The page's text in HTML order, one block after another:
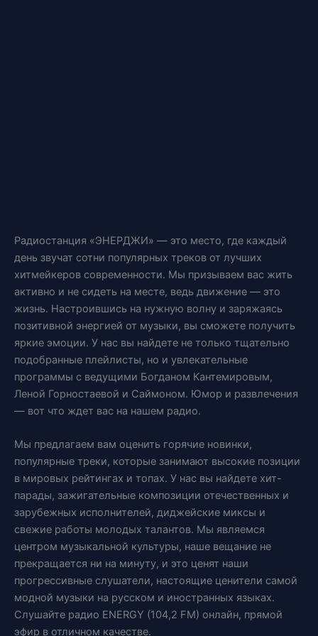
Радиостанция «ЭНЕРДЖИ» — это место, где каждый
день звучат сотни популярных треков от лучших
хитмейкеров современности. Мы призываем вас жить
активно и не сидеть на месте, ведь движение — это
жизнь. Настроившись на нужную волну и заряжаясь
позитивной энергией от музыки, вы сможете получить
яркие эмоции. У нас вы найдете не только тщательно
подобранные плейлисты, но и увлекательные
программы с ведущими Богданом Кантемировым,
Леной Горностаевой и Саймоном. Юмор и развлечения
— вот что ждет вас на нашем радио.
Мы предлагаем вам оценить горячие новинки,
популярные треки, которые занимают высокие позиции
в мировых рейтингах и топах. У нас вы найдете хит-
парады, зажигательные композиции отечественных и
зарубежных исполнителей, диджейские миксы и
свежие работы молодых талантов. Мы являемся
центром музыкальной культуры, наше вещание не
прекращается ни на минуту, и это ценят наши
прогрессивные слушатели, настоящие ценители самой
модной музыки на русском и иностранных языках.
Слушайте радио ENERGY (104,2 FM) онлайн, прямой
эфир в отличном качестве.